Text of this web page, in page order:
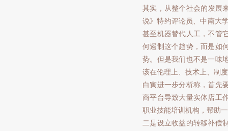
其实，从整个社会的发展
说》特约评论员、中南大
甚至机器替代人工，不管
何遏制这个趋势，而是如
势。但是我们也不是一味
该在伦理上、技术上、制
白寅进一步分析称，首先
商平台导致大量实体店工
职业技能培训机构，帮助
二是设立收益的转移补偿